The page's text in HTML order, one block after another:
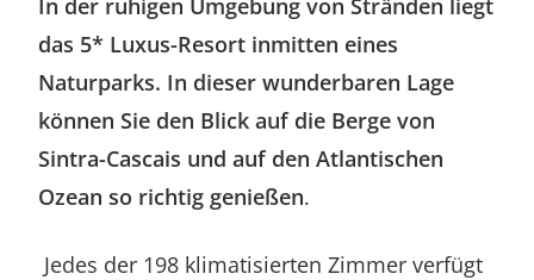
das 5* Luxus-Resort inmitten eines
Naturparks. In dieser wunderbaren Lage
können Sie den Blick auf die Berge von
Sintra-Cascais und auf den Atlantischen
Ozean so richtig genießen.
Jedes der 198 klimatisierten Zimmer verfügt